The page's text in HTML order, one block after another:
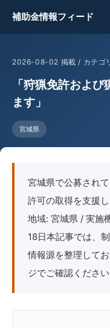
補助金情報フィード
2026-08-02 掲載 / カテゴ
「狩猟免許およ
ます」
宮城県
宮城県で公募され
許可の取得を支援
地域: 宮城県 / 実施
18日本記事では、
情報源を整理して
ジでご確認ください